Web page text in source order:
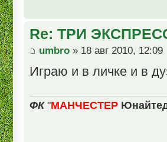
Re: ТРИ
umbro » 18 авг 2010, 12:09
Играю и в личке и в
ФК"МАНЧЕСТЕР